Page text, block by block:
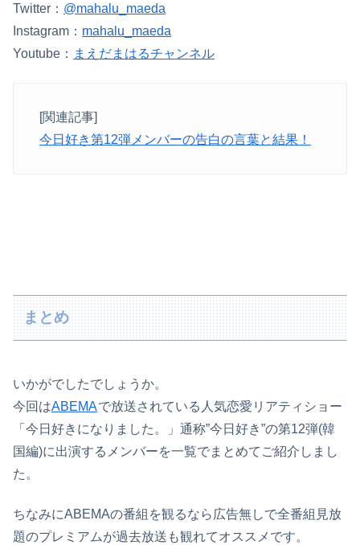
Twitter： @mahalu_maeda
Instagram： mahalu_maeda
Youtube： まえだまはるチャンネル
[関連記事]
今日好き第12弾メンバーの告白の言葉と結果！
まとめ
いかがでしたでしょうか。
今回はABEMAで放送されている人気恋愛リアティショー
「今日好きになりました。」通称”今日好き”の第12弾(韓
国編)に出演するメンバーを一覧でまとめてご紹介しまし
た。
ちなみにABEMAの番組を観るなら広告無しで全番組見放
題のプレミアムが過去放送も観れてオススメです。